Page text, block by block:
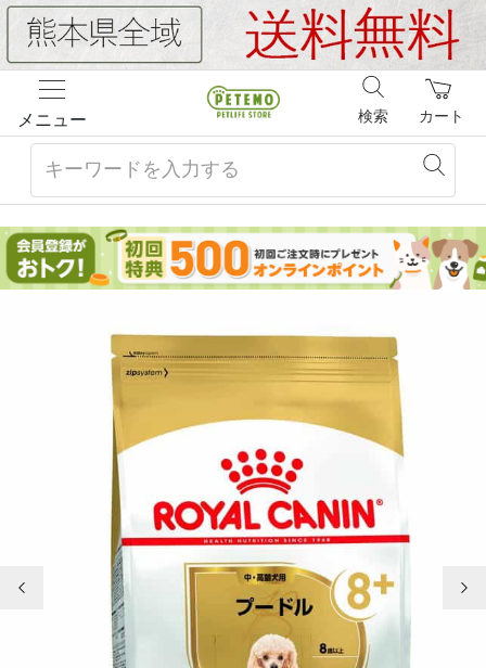
メニュー カート
検索